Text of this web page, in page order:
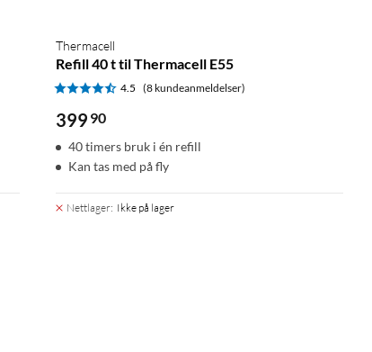
Thermacell
Refill 40 t til Thermacell E55
4.5 (8 kundeanmeldelser)
399 90
40 timers bruk i én refill
Kan tas med på fly
Nettlager: Ikke på lager